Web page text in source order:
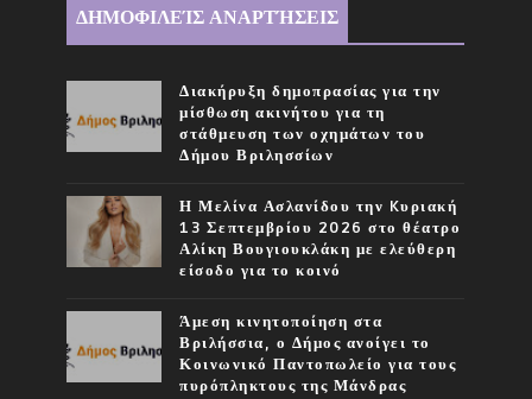
ΔΗΜΟΦΙΛΕΊΣ ΑΝΑΡΤΉΣΕΙΣ
Διακήρυξη δημοπρασίας για την
μίσθωση ακινήτου για τη
στάθμευση των οχημάτων του
Δήμου Βριλησσίων
Η Μελίνα Ασλανίδου την Kυριακή
13 Σεπτεμβρίου 2026 στο θέατρο
Αλίκη Βουγιουκλάκη με ελεύθερη
είσοδο για το κοινό
Άμεση κινητοποίηση στα
Βριλήσσια, ο Δήμος ανοίγει το
Κοινωνικό Παντοπωλείο για τους
πυρόπληκτους της Μάνδρας